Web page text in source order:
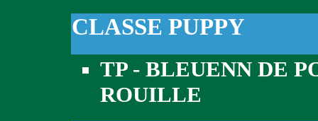
CLASSE PUPPY
TP - BLEUENN DE
ROUILLE